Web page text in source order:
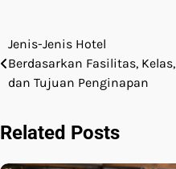
Post
navigation
Jenis-Jenis Hotel
Berdasarkan Fasilitas, Kelas,
dan Tujuan Penginapan
Related Posts